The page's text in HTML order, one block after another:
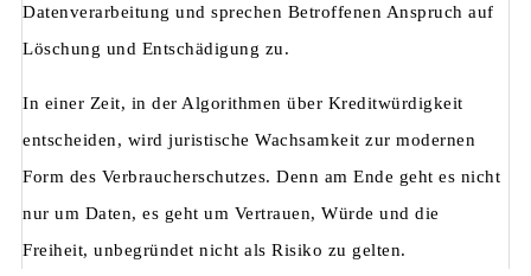
Datenverarbeitung und sprechen Betroffenen Anspruch auf
Löschung und Entschädigung zu.
In einer Zeit, in der Algorithmen über Kreditwürdigkeit
entscheiden, wird juristische Wachsamkeit zur modernen
Form des Verbraucherschutzes. Denn am Ende geht es nicht
nur um Daten, es geht um Vertrauen, Würde und die
Freiheit, unbegründet nicht als Risiko zu gelten.